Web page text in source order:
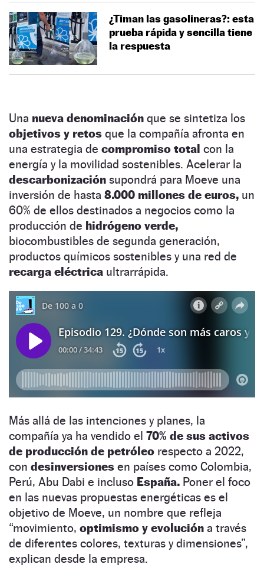
¿Timan las gasolineras?: esta
prueba rápida y sencilla tiene
la respuesta
Una nueva denominación que se sintetiza los
objetivos y retos que la compañía afronta en
una estrategia de compromiso total con la
energía y la movilidad sostenibles. Acelerar la
descarbonización supondrá para Moeve una
inversión de hasta 8.000 millones de euros, un
60% de ellos destinados a negocios como la
producción de hidrógeno verde,
biocombustibles de segunda generación,
productos químicos sostenibles y una red de
recarga eléctrica ultrarrápida.
Más allá de las intenciones y planes, la
compañía ya ha vendido el 70% de sus activos
de producción de petróleo respecto a 2022,
con desinversiones en países como Colombia,
Perú, Abu Dabi e incluso España. Poner el foco
en las nuevas propuestas energéticas es el
objetivo de Moeve, un nombre que refleja
“movimiento, optimismo y evolución a través
de diferentes colores, texturas y dimensiones”,
explican desde la empresa.